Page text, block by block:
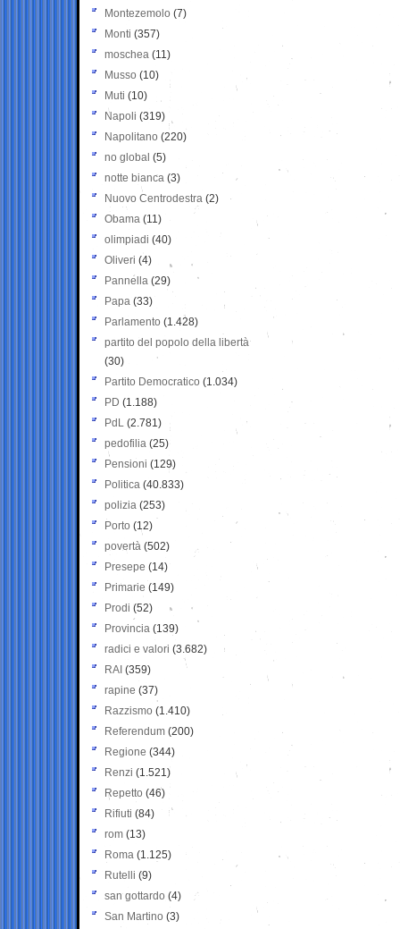
Montezemolo (7)
Monti (357)
moschea (11)
Musso (10)
Muti (10)
Napoli (319)
Napolitano (220)
no global (5)
notte bianca (3)
Nuovo Centrodestra (2)
Obama (11)
olimpiadi (40)
Oliveri (4)
Pannella (29)
Papa (33)
Parlamento (1.428)
partito del popolo della libertà
(30)
Partito Democratico (1.034)
PD (1.188)
PdL (2.781)
pedofilia (25)
Pensioni (129)
Politica (40.833)
polizia (253)
Porto (12)
povertà (502)
Presepe (14)
Primarie (149)
Prodi (52)
Provincia (139)
radici e valori (3.682)
RAI (359)
rapine (37)
Razzismo (1.410)
Referendum (200)
Regione (344)
Renzi (1.521)
Repetto (46)
Rifiuti (84)
rom (13)
Roma (1.125)
Rutelli (9)
san gottardo (4)
San Martino (3)